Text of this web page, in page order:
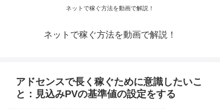
ネットで稼ぐ方法を動画で解説！
ネットで稼ぐ方法を動画で解説！
アドセンスで長く稼ぐために意識したいこ
と：見込みPVの基準値の設定をする